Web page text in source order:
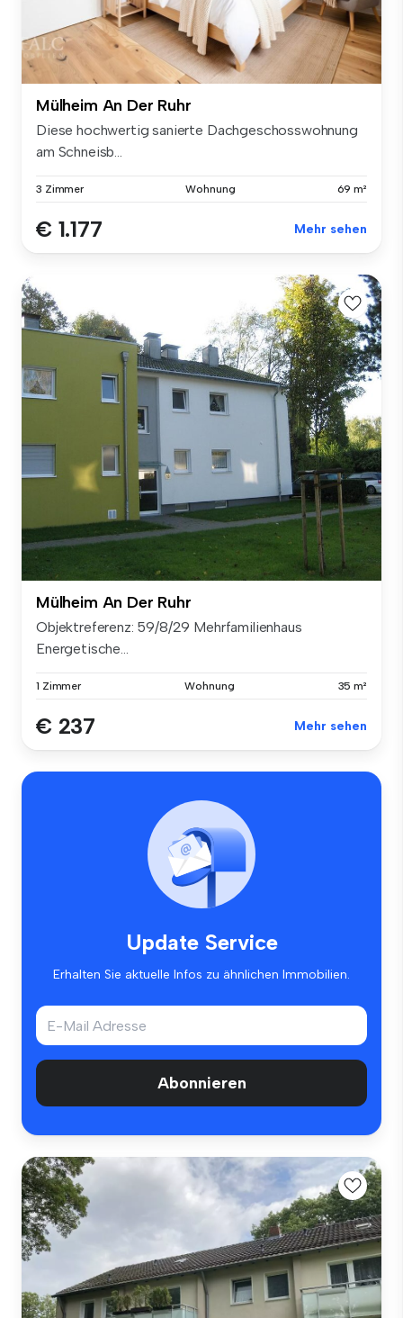
Mülheim An Der Ruhr
Diese hochwertig sanierte Dachgeschosswohnung
am Schneisb...
3 Zimmer Wohnung 69 m²
€ 1.177 Mehr sehen
Mülheim An Der Ruhr
Objektreferenz: 59/8/29 Mehrfamilienhaus
Energetische...
1 Zimmer Wohnung 35 m²
€ 237 Mehr sehen
Update Service
Erhalten Sie aktuelle Infos zu ähnlichen Immobilien.
Abonnieren